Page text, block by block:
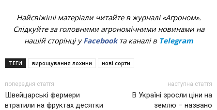
Найсвіжіші матеріали читайте в журналі «Агроном».
Слідкуйте за головними агрономічними новинами на
нашій сторінці уFacebookта каналі в Telegram
ТЕГИ вирощування лохини нові сорти
попередня стаття
Швейцарські фермери
втратили на фруктах десятки
наступна стаття
В Україні зросли ціни на
землю – названо